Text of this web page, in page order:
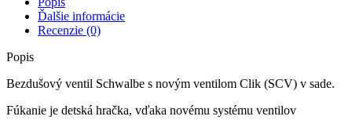
Ďalšie informácie
Recenzie (0)
Popis
Bezdušový ventil Schwalbe s novým ventilom Clik (SCV) v sade.
Fúkanie je detská hračka, vďaka novému systému ventilov